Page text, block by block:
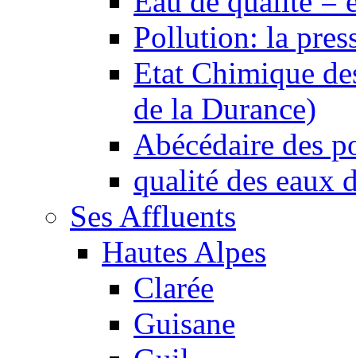
Pollution: la
Etat Chimique
de la Durance)
Abécédaire des
qualité des eaux
Ses Affluents
Hautes Alpes
Clarée
Guisane